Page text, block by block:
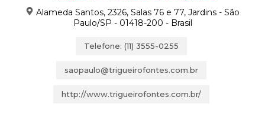
Alameda Santos, 2326, Salas 76 e 77, Jardins - São
Paulo/SP - 01418-200 - Brasil
Telefone: (11) 3555-0255
saopaulo@trigueirofontes.com.br
http://www.trigueirofontes.com.br/